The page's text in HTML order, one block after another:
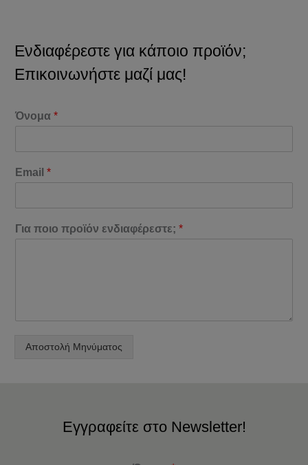
Ενδιαφέρεστε για κάποιο προϊόν;
Επικοινωνήστε μαζί μας!
Όνομα*
Email*
Για ποιο προϊόν ενδιαφέρεστε;*
Αποστολή Μηνύματος
Εγγραφείτε στο Newsletter!